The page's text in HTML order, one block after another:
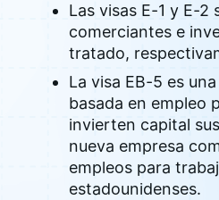
Las visas E-1 y E-2
comerciantes e
tratado,
La visa EB-5 es
basada en empleo
invierten capital
nueva empresa
empleos para
estadounidenses.